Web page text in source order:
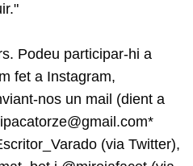
Podeu participar-hi a
fet a Instagram,
nos un mail (dient a
(via Twitter),